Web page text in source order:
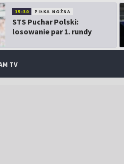
15:30 PIŁKA NOŻNA
STS Puchar Polski:
losowanie par 1. rundy
TV